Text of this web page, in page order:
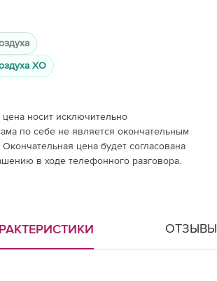
XO
носит исключительно
по себе не является окончательным
цена будет согласована
в ходе телефонного разговора.
ОТЗЫВЫ